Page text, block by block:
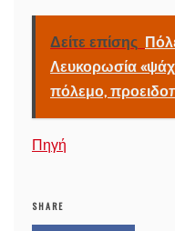
Δείτε επίσης
Λευκορωσία
πόλεμο,
Πηγή
SHARE